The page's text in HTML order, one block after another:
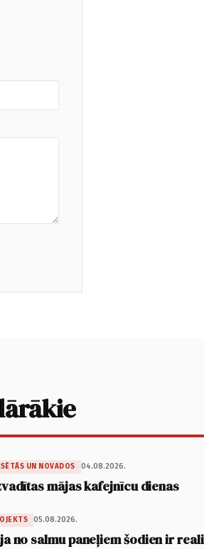
UN NOVADOS 04.08.2026.
mājas kafejnīcu dienas
05.08.2026.
no salmu paneļiem šodien ir